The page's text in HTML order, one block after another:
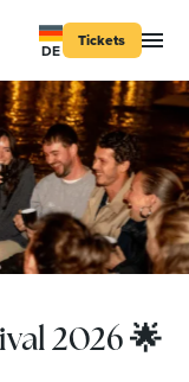
DE Tickets
2026 🌟